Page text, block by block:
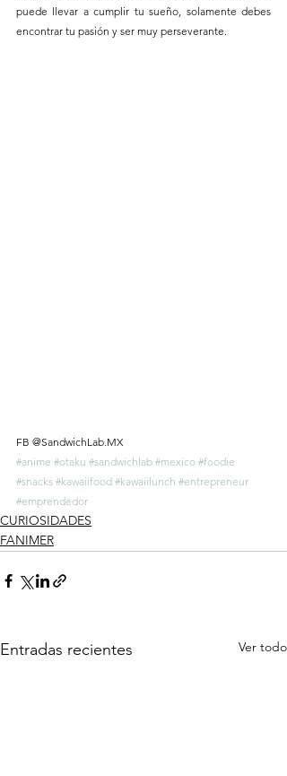
puede llevar a cumplir tu sueño, solamente debes
encontrar tu pasión y ser muy perseverante.
FB @SandwichLab.MX
#anime #otaku #sandwichlab #mexico #foodie
#snacks #kawaiifood #kawaiilunch #entrepreneur
#emprendedor
CURIOSIDADES
FANIMER
Entradas recientes Ver todo